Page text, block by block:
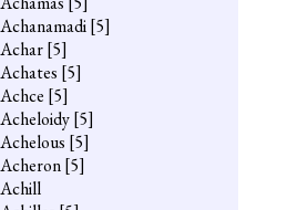
Achanamadi[5]
Achar[5]
Achates [5]
Achce [5]
Acheloidy[5]
Achelous [5]
Acheron[5]
Achill